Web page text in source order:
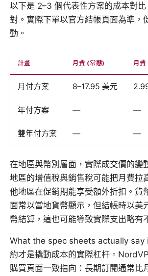
以下是 2–3 個代表性方案的成本對
對。實際下單以官方結帳頁面為準，
動。
計畫 月費 (常態) 月費
月付方案 8–17.95 美元
年付方案 — —
雙年付方案 — —
在地區與幣別層面，實際成交價的變
地區的增值稅與銷售稅可能把月費拉
他地區在促銷期能享受額外折扣。貨
面常以當地貨幣顯示，但結帳時以美
幣結算，這也可能導致實際支出略有
What the spec sheets actually say
約才是撬動成本的實際杠杆。
購買頁面一致指向：長期訂閱通常比